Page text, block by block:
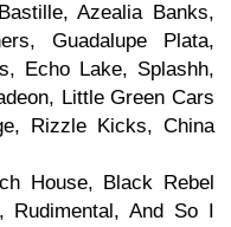
Azealia Banks,
Guadalupe Plata,
Echo Lake, Splashh,
Little Green Cars
Rizzle Kicks, China
House, Black Rebel
Rudimental, And So I